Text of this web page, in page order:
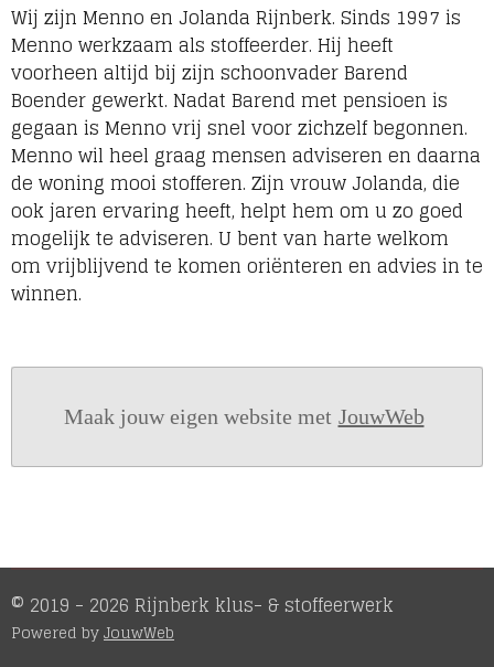
Wij zijn Menno en Jolanda Rijnberk. Sinds 1997 is
Menno werkzaam als stoffeerder. Hij heeft
voorheen altijd bij zijn schoonvader Barend
Boender gewerkt. Nadat Barend met pensioen is
gegaan is Menno vrij snel voor zichzelf begonnen.
Menno wil heel graag mensen adviseren en daarna
de woning mooi stofferen. Zijn vrouw Jolanda, die
ook jaren ervaring heeft, helpt hem om u zo goed
mogelijk te adviseren. U bent van harte welkom
om vrijblijvend te komen oriënteren en advies in te
winnen.
Maak jouw eigen website met JouwWeb
© 2019 - 2026 Rijnberk klus- & stoffeerwerk
Powered byJouwWeb